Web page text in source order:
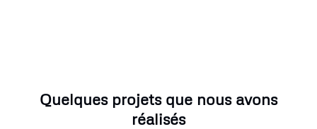
Quelques projets que nous avons
réalisés